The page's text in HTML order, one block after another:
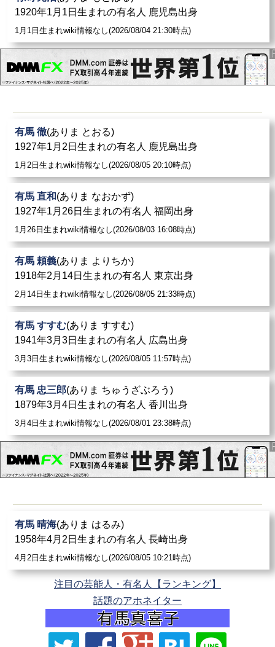
1920年1月1日生まれの有名人 鹿児島出身
1月1日生まれwiki情報なし(2026/08/04 21:30時点)
有馬 徹(ありま とおる)
1927年1月2日生まれの有名人 鹿児島出身
1月2日生まれwiki情報なし(2026/08/05 20:10時点)
有馬 直和(ありま なおかず)
1927年1月26日生まれの有名人 福岡出身
1月26日生まれwiki情報なし(2026/08/03 16:08時点)
有馬 頼義(ありま よりちか)
1918年2月14日生まれの有名人 東京出身
2月14日生まれwiki情報なし(2026/08/05 21:33時点)
有馬 すすむ(ありま すすむ)
1941年3月3日生まれの有名人 広島出身
3月3日生まれwiki情報なし(2026/08/05 11:57時点)
有馬 忠三郎(ありま ちゅうざぶろう)
1879年3月4日生まれの有名人 香川出身
3月4日生まれwiki情報なし(2026/08/01 23:38時点)
有馬 晴海(ありま はるみ)
1958年4月2日生まれの有名人 長崎出身
4月2日生まれwiki情報なし(2026/08/05 10:21時点)
注目の芸能人・有名人【ランキング】
話題のアホネイター